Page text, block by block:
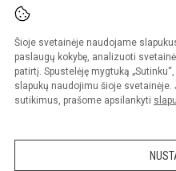
Šioje svetainėje naudojame
paslaugų kokybę, analizuoti
patirtį. Spustelėję mygtuką
slapukų naudojimu šioje
sutikimus, prašome apsilankyti
© 2021. Kretingos sporto
Kopijuoti turinį be raštiško
Prieinamumo
Sumanus būdas atnaujinti